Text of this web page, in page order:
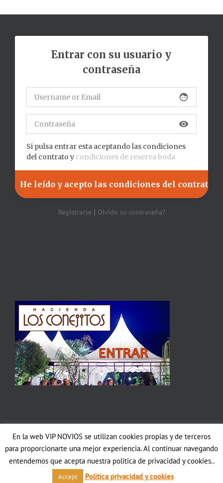
Entrar con su usuario y
contraseña
face
visibility
Si pulsa entrar esta aceptando las condiciones
del contrato y condiciones de reserva boda
Registrarse| Olvido su contraseña?
Theme Fusion
En la web VIP NOVIOS se utilizan cookies propias y de terceros
para proporcionarte una mejor experiencia. Al continuar navegando
entendemos que acepta nuestra política de privacidad y cookies..
Accept Politica privacidad y cookies